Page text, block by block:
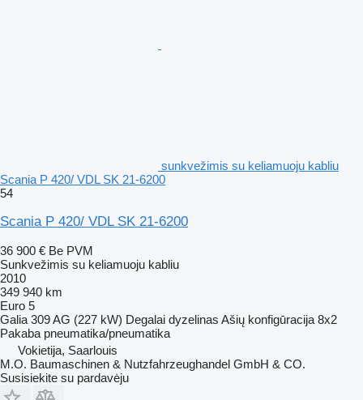
sunkvežimis su keliamuoju kabliu
Scania P 420/ VDL SK 21-6200
54
Scania P 420/ VDL SK 21-6200
36 900 € Be PVM
Sunkvežimis su keliamuoju kabliu
2010
349 940 km
Euro 5
Galia 309 AG (227 kW) Degalai dyzelinas Ašių konfigūracija 8x2
Pakaba pneumatika/pneumatika
Vokietija, Saarlouis
M.O. Baumaschinen & Nutzfahrzeughandel GmbH & CO.
Susisiekite su pardavėju